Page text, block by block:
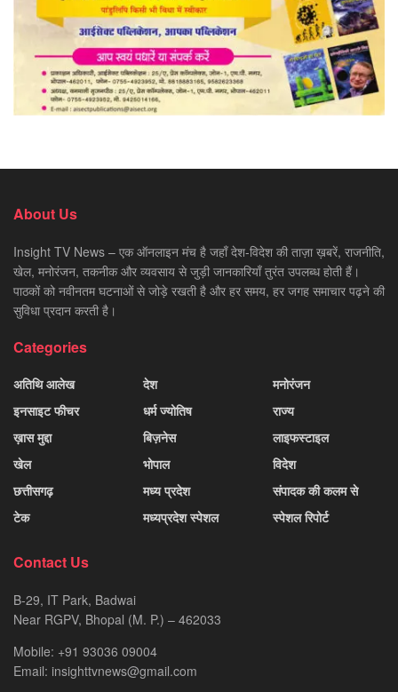
About Us
Insight TV News – एक ऑनलाइन मंच है जहाँ देश-विदेश की ताज़ा ख़बरें, राजनीति,
खेल, मनोरंजन, तकनीक और व्यवसाय से जुड़ी जानकारियाँ तुरंत उपलब्ध होती हैं।
पाठकों को नवीनतम घटनाओं से जोड़े रखती है और हर समय, हर जगह समाचार पढ़ने की
सुविधा प्रदान करती है।
Categories
अतिथि आलेख
इनसाइट फीचर
ख़ास मुद्दा
खेल
छत्तीसगढ़
टेक
देश
धर्म ज्योतिष
बिज़नेस
भोपाल
मध्य प्रदेश
मध्यप्रदेश स्पेशल
मनोरंजन
राज्य
लाइफस्टाइल
विदेश
संपादक की कलम से
स्पेशल रिपोर्ट
Contact Us
B-29, IT Park, Badwai
Near RGPV, Bhopal (M. P.) – 462033
Mobile: +91 93036 09004
Email: insighttvnews@gmail.com